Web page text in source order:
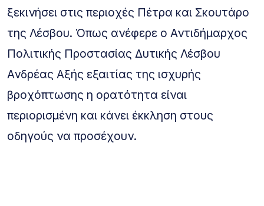
ξεκινήσει στις περιοχές Πέτρα και Σκουτάρο
της Λέσβου. Όπως ανέφερε ο Αντιδήμαρχος
Πολιτικής Προστασίας Δυτικής Λέσβου
Ανδρέας Αξής εξαιτίας της ισχυρής
βροχόπτωσης η ορατότητα είναι
περιορισμένη και κάνει έκκληση στους
οδηγούς να προσέχουν.